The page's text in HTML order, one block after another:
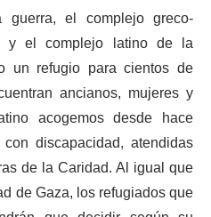
el complejo greco-
y elcomplejo latino de la
un refugio para cientos de
ancianos, mujeres y
acogemos desde hace
discapacidad, atendidas
de la Caridad. Al igual que
de Gaza, los refugiados que